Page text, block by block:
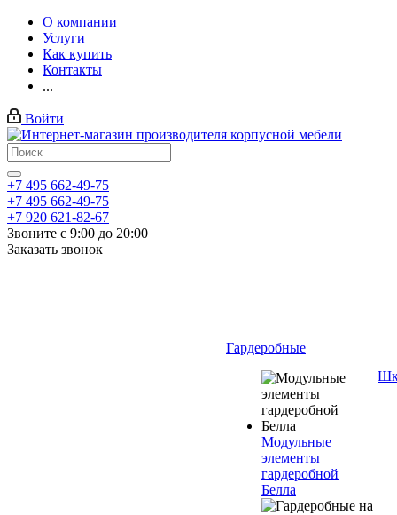
О компании
Услуги
Как купить
Контакты
...
Войти
+7 495 662-49-75
+7 495 662-49-75
+7 920 621-82-67
Звоните с 9:00 до 20:00
Заказать звонок
Гардеробные
Модульные
элементы
гардеробной
Белла